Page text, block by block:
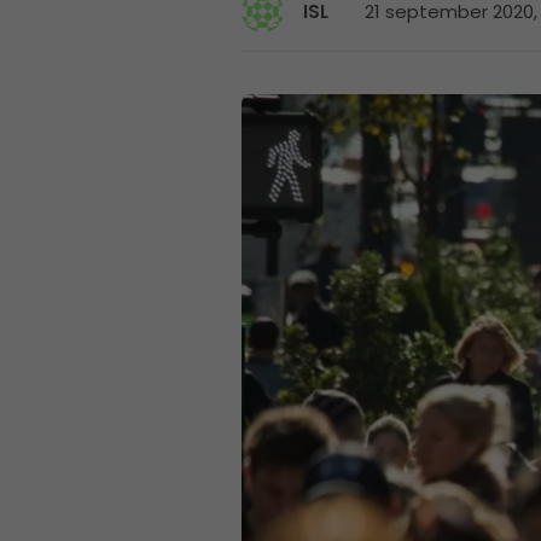
ISL 21 september 2020,